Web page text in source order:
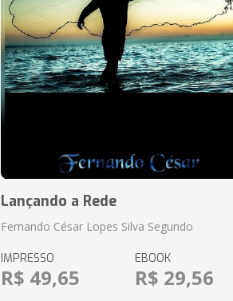
Lançando a Rede
Fernando César Lopes Silva Segundo
IMPRESSO
R$ 49,65
EBOOK
R$ 29,56